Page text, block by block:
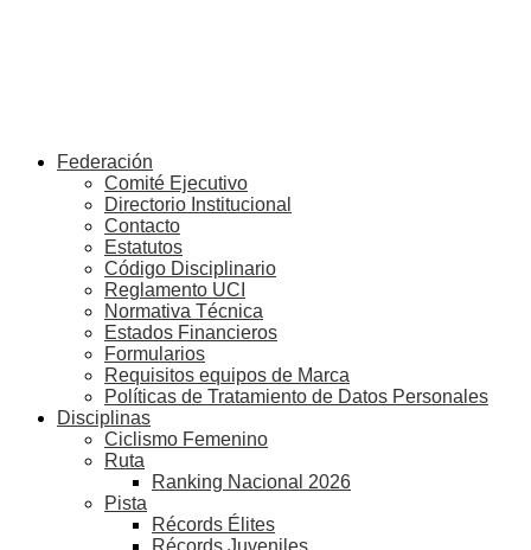
Federación
Comité Ejecutivo
Directorio Institucional
Contacto
Estatutos
Código Disciplinario
Reglamento UCI
Normativa Técnica
Estados Financieros
Formularios
Requisitos equipos de Marca
Políticas de Tratamiento de Datos Personales
Disciplinas
Ciclismo Femenino
Ruta
Ranking Nacional 2026
Pista
Récords Élites
Récords Juveniles